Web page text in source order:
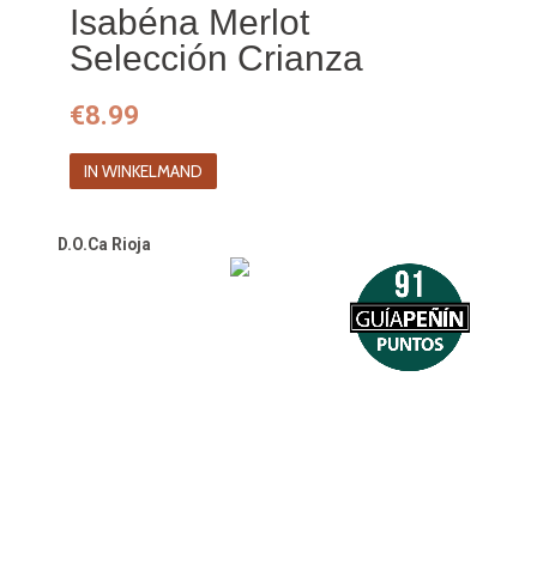
Isabéna Merlot
Selección Crianza
€8.99
IN WINKELMAND
D.O.Ca Rioja